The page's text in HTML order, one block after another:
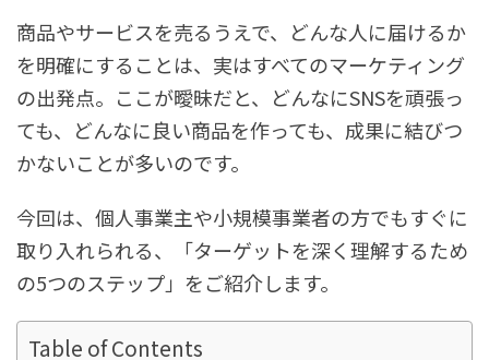
商品やサービスを売るうえで、どんな人に届けるか
を明確にすることは、実はすべてのマーケティング
の出発点。ここが曖昧だと、どんなにSNSを頑張っ
ても、どんなに良い商品を作っても、成果に結びつ
かないことが多いのです。
今回は、個人事業主や小規模事業者の方でもすぐに
取り入れられる、「ターゲットを深く理解するため
の5つのステップ」をご紹介します。
Table of Contents